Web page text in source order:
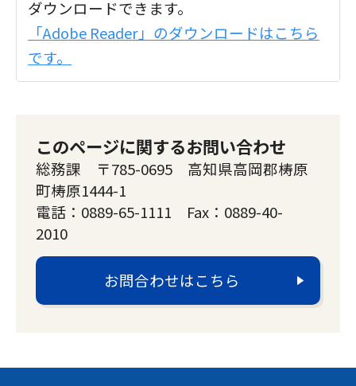
ダウンロードできます。
「Adobe Reader」のダウンロードはこちら
です。
このページに関するお問い合わせ
総務課 〒785-0695 高知県高岡郡梼原
町梼原1444-1
電話：0889-65-1111 Fax：0889-40-
2010
お問合わせはこちら